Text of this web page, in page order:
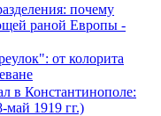
почему
раной Европы -
от колорита
в Константинополе:
май 1919 гг.)